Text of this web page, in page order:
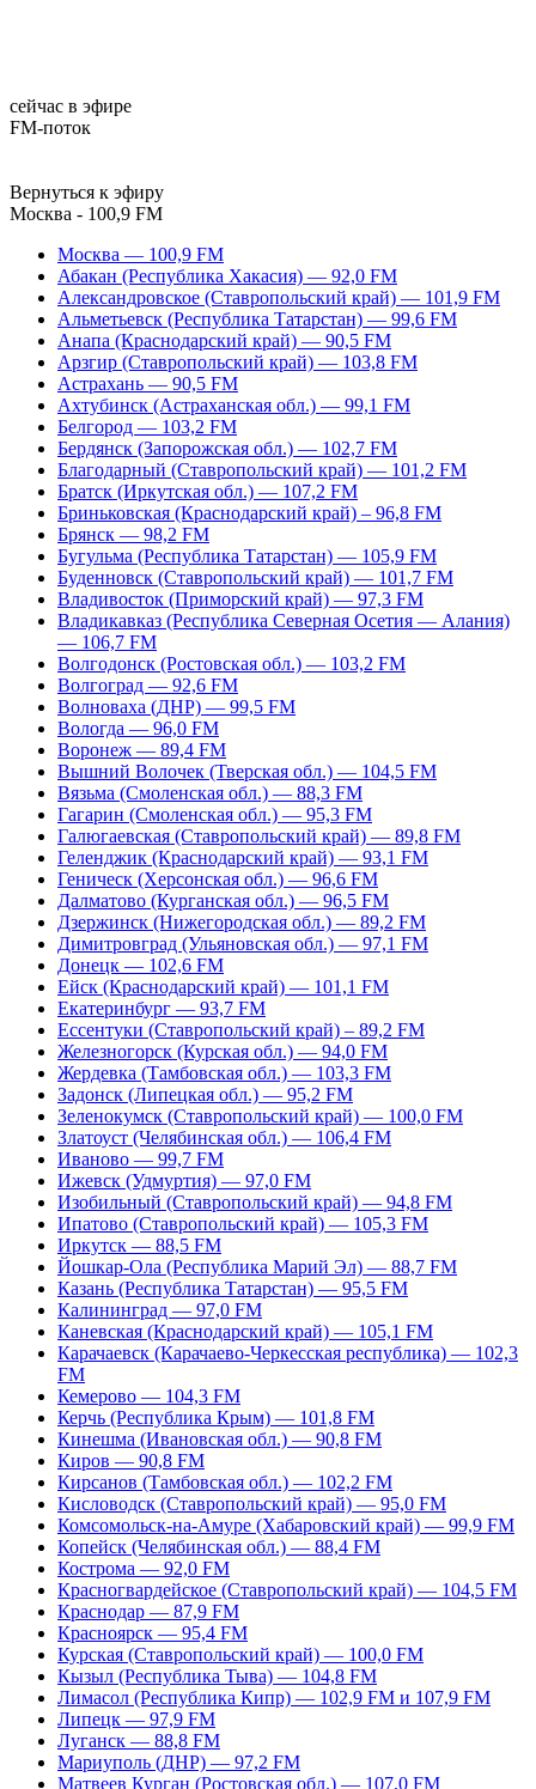
сейчас в эфире
FM-поток
Вернуться к эфиру
Москва - 100,9 FM
Москва — 100,9 FM
Абакан (Республика Хакасия) — 92,0 FM
Александровское (Ставропольский край) — 101,9 FM
Альметьевск (Республика Татарстан) — 99,6 FM
Анапа (Краснодарский край) — 90,5 FM
Арзгир (Ставропольский край) — 103,8 FM
Астрахань — 90,5 FM
Ахтубинск (Астраханская обл.) — 99,1 FM
Белгород — 103,2 FM
Бердянск (Запорожская обл.) — 102,7 FM
Благодарный (Ставропольский край) — 101,2 FM
Братск (Иркутская обл.) — 107,2 FM
Бриньковская (Краснодарский край) – 96,8 FM
Брянск — 98,2 FM
Бугульма (Республика Татарстан) — 105,9 FM
Буденновск (Ставропольский край) — 101,7 FM
Владивосток (Приморский край) — 97,3 FM
Владикавказ (Республика Северная Осетия — Алания)
— 106,7 FM
Волгодонск (Ростовская обл.) — 103,2 FM
Волгоград — 92,6 FM
Волноваха (ДНР) — 99,5 FM
Вологда — 96,0 FM
Воронеж — 89,4 FM
Вышний Волочек (Тверская обл.) — 104,5 FM
Вязьма (Смоленская обл.) — 88,3 FM
Гагарин (Смоленская обл.) — 95,3 FM
Галюгаевская (Ставропольский край) — 89,8 FM
Геленджик (Краснодарский край) — 93,1 FM
Геническ (Херсонская обл.) — 96,6 FM
Далматово (Курганская обл.) — 96,5 FM
Дзержинск (Нижегородская обл.) — 89,2 FM
Димитровград (Ульяновская обл.) — 97,1 FM
Донецк — 102,6 FM
Ейск (Краснодарский край) — 101,1 FM
Екатеринбург — 93,7 FM
Ессентуки (Ставропольский край) – 89,2 FM
Железногорск (Курская обл.) — 94,0 FM
Жердевка (Тамбовская обл.) — 103,3 FM
Задонск (Липецкая обл.) — 95,2 FM
Зеленокумск (Ставропольский край) — 100,0 FM
Златоуст (Челябинская обл.) — 106,4 FM
Иваново — 99,7 FM
Ижевск (Удмуртия) — 97,0 FM
Изобильный (Ставропольский край) — 94,8 FM
Ипатово (Ставропольский край) — 105,3 FM
Иркутск — 88,5 FM
Йошкар-Ола (Республика Марий Эл) — 88,7 FM
Казань (Республика Татарстан) — 95,5 FM
Калининград — 97,0 FM
Каневская (Краснодарский край) — 105,1 FM
Карачаевск (Карачаево-Черкесская республика) — 102,3
FM
Кемерово — 104,3 FM
Керчь (Республика Крым) — 101,8 FM
Кинешма (Ивановская обл.) — 90,8 FM
Киров — 90,8 FM
Кирсанов (Тамбовская обл.) — 102,2 FM
Кисловодск (Ставропольский край) — 95,0 FM
Комсомольск-на-Амуре (Хабаровский край) — 99,9 FM
Копейск (Челябинская обл.) — 88,4 FM
Кострома — 92,0 FM
Красногвардейское (Ставропольский край) — 104,5 FM
Краснодар — 87,9 FM
Красноярск — 95,4 FM
Курская (Ставропольский край) — 100,0 FM
Кызыл (Республика Тыва) — 104,8 FM
Лимасол (Республика Кипр) — 102,9 FM и 107,9 FM
Липецк — 97,9 FM
Луганск — 88,8 FM
Мариуполь (ДНР) — 97,2 FM
Матвеев Курган (Ростовская обл.) — 107,0 FM